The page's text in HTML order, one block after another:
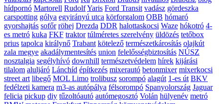
hídpornó Martorell RudolfYaris Ford Transit vadász gördeszka
carspotting gólya egyirányú utca körforgalom OBB hómaró
gyorshajtás sofőr röhej Drezda DDR halottaskocsi Waze hókotró 4-
es metró kuka FKF traktor túlméretes szerelvény üldözés tetőbox
prius tapolca királynő Trabant kötelező természetkárosítás olajkút
zala megye akadálymentesítés union felelősségbiztosítás NÚSZ
nosztalgia segélyhívó downhill természetvédelem hírek kijárási
tilalom aluljáró Lánchíd építkezés mixerautó betonmixer mixerkocsi
street art libegő MOL Limo trolibusz sorompó alagút 1-es út BKV
fedélzeti kamera m3-as autópálya félsorompó Spanyolország Jaguar
felicia pickup diy tűzoltóautó autómegosztó Volán hülyenév metró